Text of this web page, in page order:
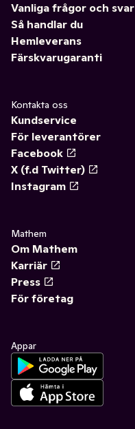
Vanliga frågor och svar
Så handlar du
Hemleverans
Färskvarugaranti
Kontakta oss
Kundservice
För leverantörer
Facebook
X (f.d Twitter)
Instagram
Mathem
Om Mathem
Karriär
Press
För företag
Appar